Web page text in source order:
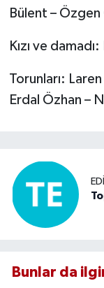
Bülent – Özgen
Kızı ve
Torunları:
Erdal Özhan –
Bunlar da